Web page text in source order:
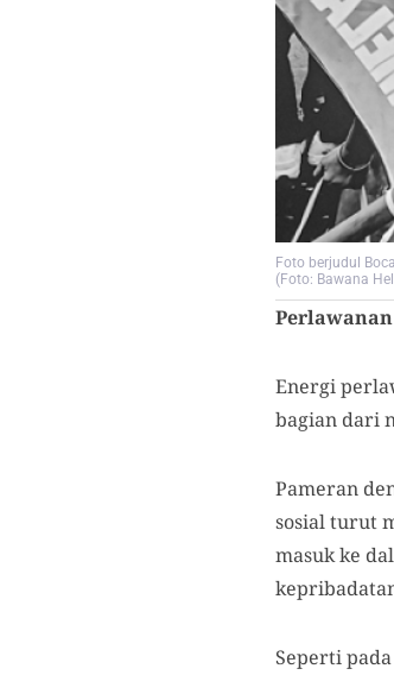
Foto berjudul
(Foto: Bawana
Energi
bagian dari
Pameran
sosial turut
masuk ke
Seperti